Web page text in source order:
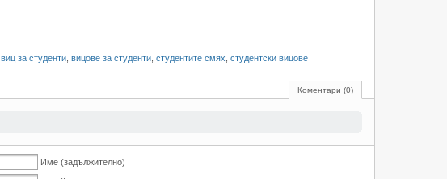
виц за студенти вицове за студенти студентите смях студентски вицове
Коментари (0)
Име (задължително)